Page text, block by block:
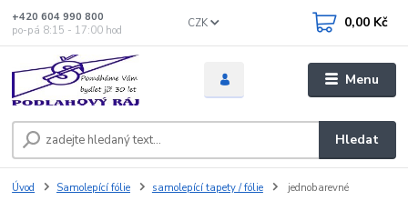
Menu
CZK
Hledat
+420 604 990 800
po-pá 8:15 - 17:00 hod
0,00 Kč
Úvod Samolepící fólie samolepící tapety / fólie jednobarevné